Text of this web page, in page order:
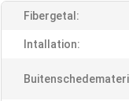
Fibergetal:
Intallation: